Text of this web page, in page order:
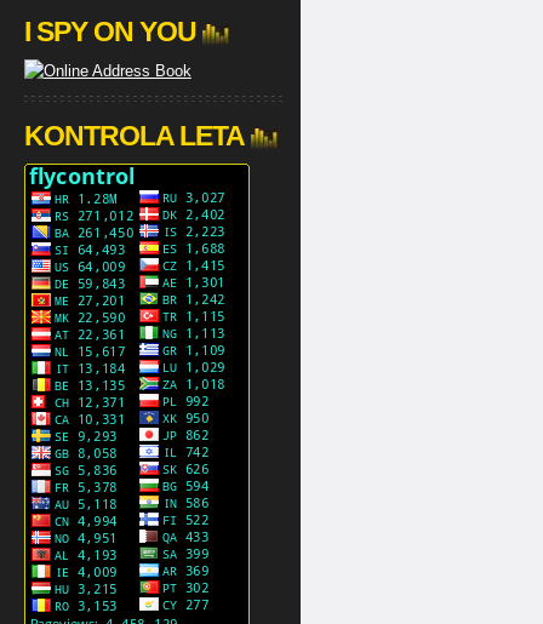
I SPY ON YOU
KONTROLA LETA